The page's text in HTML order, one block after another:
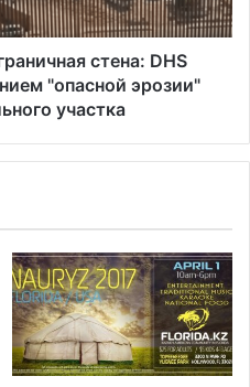
стена: DHS
"опасной эрозии"
участка